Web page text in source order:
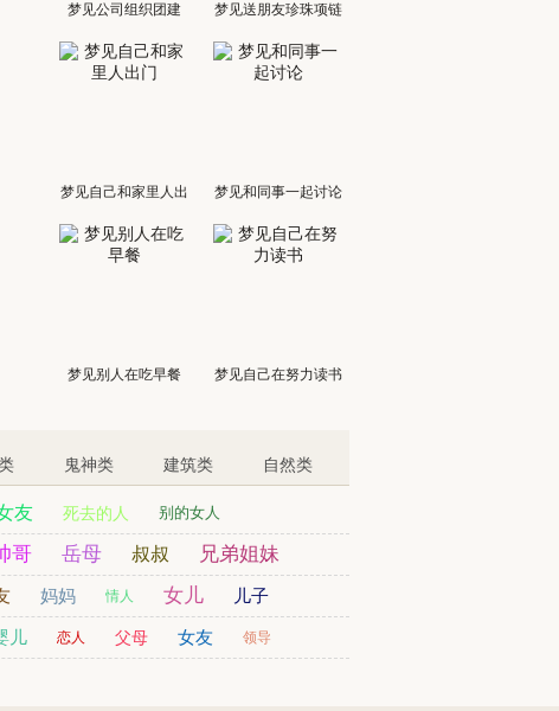
梦见公司组织团建 梦见送朋友珍珠项链
梦见自己和家里人出
门
梦见和同事一起讨论
梦见别人在吃早餐 梦见自己在努力读书
鬼神类 建筑类 自然类
友 死去的人 别的女人
哥 岳母 叔叔 兄弟姐妹
妈妈 情人 女儿 儿子
儿 恋人 父母 女友 领导